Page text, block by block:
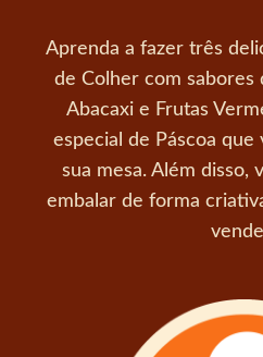
Aprenda a fazer três
de Colher com sabores
Abacaxi e Frutas
especial de Páscoa que
sua mesa. Além disso,
embalar de forma